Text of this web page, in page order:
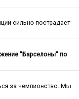
сильно пострадает
"Барселоны" по
за чемпионство. Мы